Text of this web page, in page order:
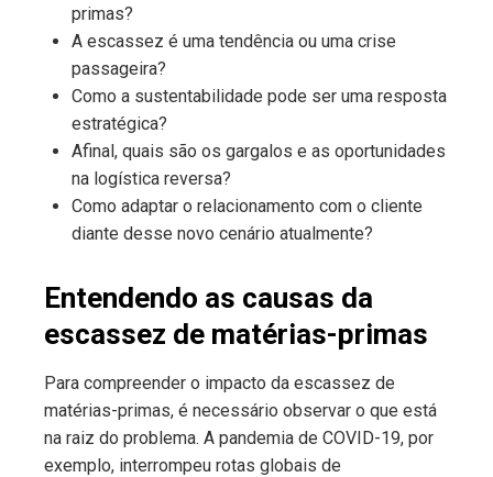
primas?
A escassez é uma tendência ou uma crise
passageira?
Como a sustentabilidade pode ser uma resposta
estratégica?
Afinal, quais são os gargalos e as oportunidades
na logística reversa?
Como adaptar o relacionamento com o cliente
diante desse novo cenário atualmente?
Entendendo as causas da
escassez de matérias-primas
Para compreender o impacto da escassez de
matérias-primas, é necessário observar o que está
na raiz do problema. A pandemia de COVID-19, por
exemplo, interrompeu rotas globais de